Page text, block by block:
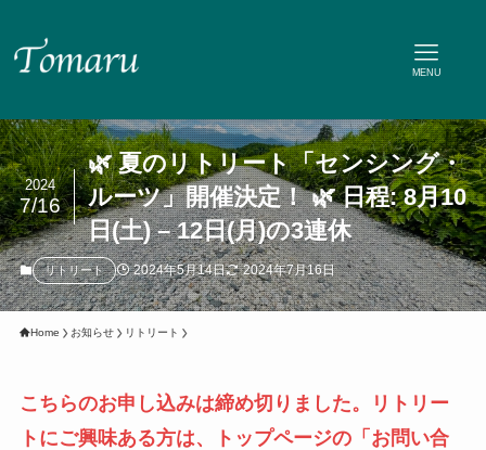
MENU
🌿 夏のリトリート「センシング・
ルーツ」開催決定！ 🌿 日程: 8月10
日(土) – 12日(月)の3連休
2024
7/16
リトリート 2024年5月14日 2024年7月16日
Home お知らせ リトリート
こちらのお申し込みは締め切りました。リトリー
トにご興味ある方は、トップページの「お問い合